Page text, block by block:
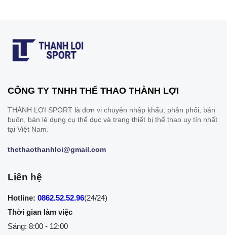
CÔNG TY TNHH THỂ THAO THÀNH LỢI
THÀNH LỢI SPORT là đơn vị chuyên nhập khẩu, phân phối, bán
buôn, bán lẻ dụng cụ thể dục và trang thiết bị thể thao uy tín nhất
tại Việt Nam.
thethaothanhloi@gmail.com
Liên hệ
Hotline: 0862.52.52.96(24/24)
Thời gian làm việc
Sáng: 8:00 - 12:00